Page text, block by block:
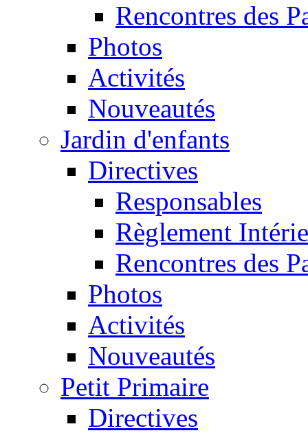
Rencontres des
Photos
Activités
Nouveautés
Jardin d'enfants
Directives
Responsables
Règlement
Rencontres des
Photos
Activités
Nouveautés
Petit Primaire
Directives